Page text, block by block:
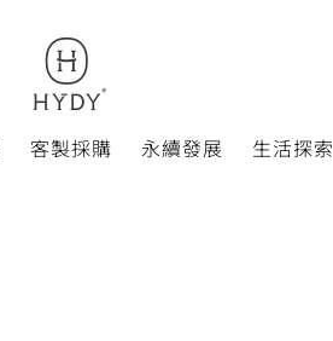
客製採購 永續發展 生活探索